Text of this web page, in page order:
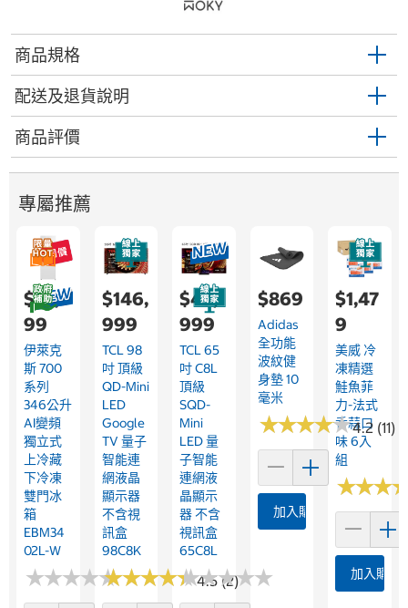
商品規格
配送及退貨說明
商品評價
專屬推薦
$22,9
99
伊萊克
斯 700
系列
346公升
AI變頻
獨立式
上冷藏
下冷凍
雙門冰
箱
EBM34
02L-W
★★★★★
★★★★★
$146,
999
TCL 98
吋 頂級
QD-Mini
LED
Google
TV 量子
智能連
網液晶
顯示器
不含視
訊盒
98C8K
★★★★★
★★★★★4.5 (2)
$49,
999
TCL 65
吋 C8L
頂級
SQD-
Mini
LED 量
子智能
連網液
晶顯示
器 不含
視訊盒
65C8L
★★★★★
★★★★★
$869
Adidas
全功能
波紋健
身墊 10
毫米
★★★★★
★★★★★4.2 (11)
加入購物車
$1,47
9
美威 冷
凍精選
鮭魚菲
力-法式
香蒜口
味 6入
組
★★★
★★★
加入購物